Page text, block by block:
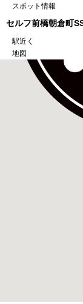
スポット情報
セルフ前橋朝倉町
駅近く
地図